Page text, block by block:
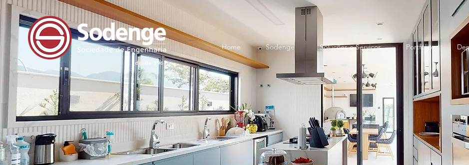
Home Sodenge Soluções e Serviços Portfólio